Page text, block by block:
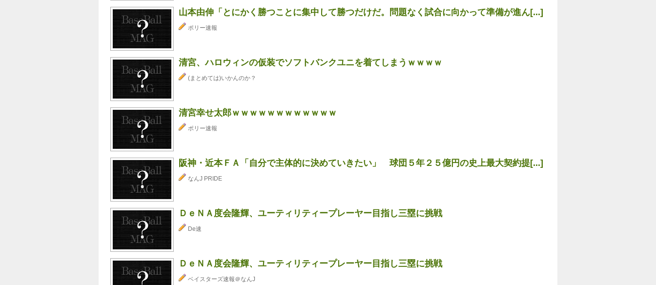
山本由伸「とにかく勝つことに集中して勝つだけだ。問題なく試合に向かって準備が進ん[...]
ポリー速報
清宮、ハロウィンの仮装でソフトバンクユニを着てしまうｗｗｗｗ
(まとめては)いかんのか？
清宮幸せ太郎ｗｗｗｗｗｗｗｗｗｗｗｗ
ポリー速報
阪神・近本ＦＡ「自分で主体的に決めていきたい」 球団５年２５億円の史上最大契約提[...]
なんJ PRIDE
ＤｅＮＡ度会隆輝、ユーティリティープレーヤー目指し三塁に挑戦
De速
ＤｅＮＡ度会隆輝、ユーティリティープレーヤー目指し三塁に挑戦
ベイスターズ速報＠なんJ